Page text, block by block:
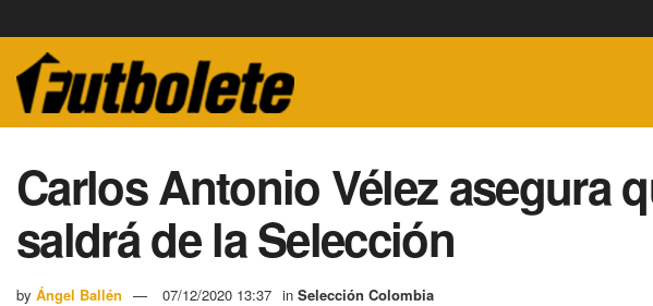
Carlos Antonio Vélez asegura
saldrá de la Selección
by Ángel Ballén 07/12/2020 13:37 in Selección Colombia